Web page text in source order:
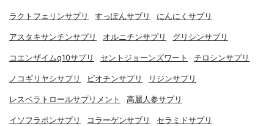
ラクトフェリンサプリ すっぽんサプリ にんにくサプリ
アスタキサンチンサプリ オルニチンサプリ グリシンサプリ
コエンザイムq10サプリ セントジョーンズワート チロシンサプリ
ノコギリヤシサプリ ビオチンサプリ リジンサプリ
レスベラトロールサプリメント 高麗人参サプリ
イソフラボンサプリ コラーゲンサプリ セラミドサプリ